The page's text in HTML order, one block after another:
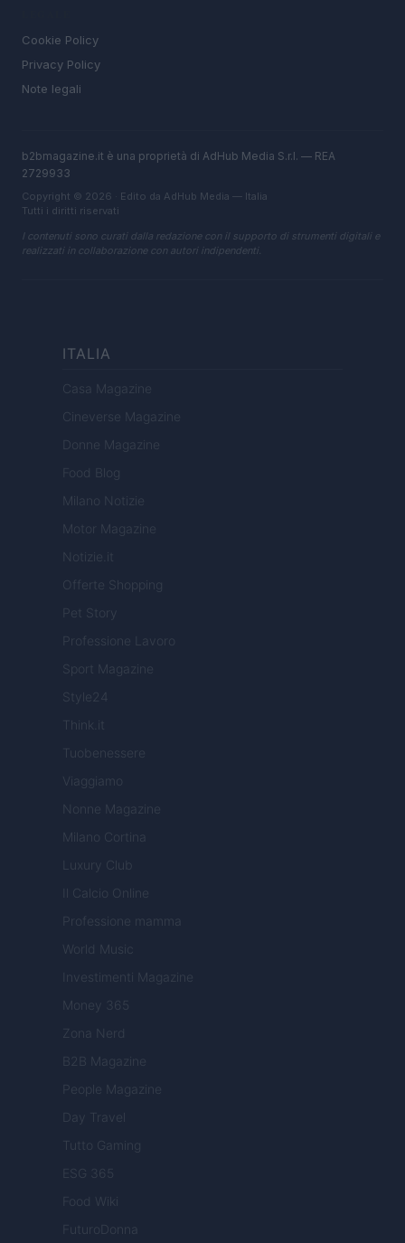
Cookie Policy
Privacy Policy
Note legali
b2bmagazine.it è una proprietà di AdHub Media S.r.l. — REA
2729933
Copyright © 2026 · Edito da AdHub Media — Italia
Tutti i diritti riservati
I contenuti sono curati dalla redazione con il supporto di strumenti digitali e
realizzati in collaborazione con autori indipendenti.
ITALIA
Casa Magazine
Cineverse Magazine
Donne Magazine
Food Blog
Milano Notizie
Motor Magazine
Notizie.it
Offerte Shopping
Pet Story
Professione Lavoro
Sport Magazine
Style24
Think.it
Tuobenessere
Viaggiamo
Nonne Magazine
Milano Cortina
Luxury Club
Il Calcio Online
Professione mamma
World Music
Investimenti Magazine
Money 365
Zona Nerd
B2B Magazine
People Magazine
Day Travel
Tutto Gaming
ESG 365
Food Wiki
FuturoDonna